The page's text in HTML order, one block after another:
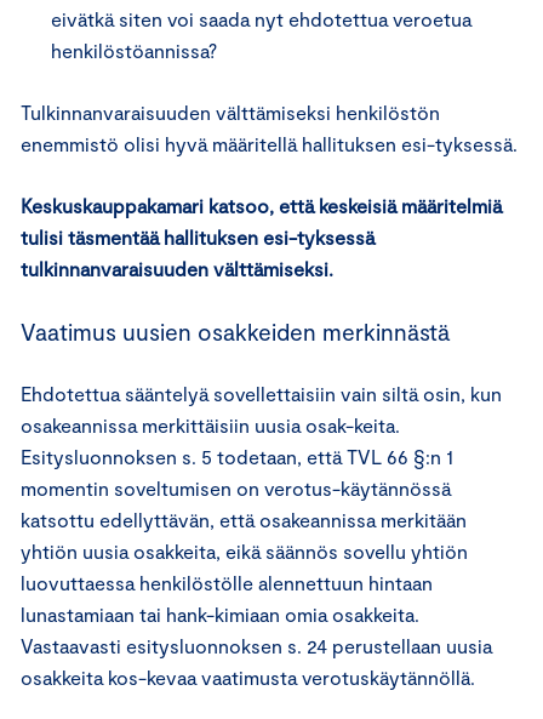
eivätkä siten voi saada nyt ehdotettua veroetua
henkilöstöannissa?
Tulkinnanvaraisuuden välttämiseksi henkilöstön
enemmistö olisi hyvä määritellä hallituksen esi-tyksessä.
Keskuskauppakamari katsoo, että keskeisiä määritelmiä
tulisi täsmentää hallituksen esi-tyksessä
tulkinnanvaraisuuden välttämiseksi.
Vaatimus uusien osakkeiden merkinnästä
Ehdotettua sääntelyä sovellettaisiin vain siltä osin, kun
osakeannissa merkittäisiin uusia osak-keita.
Esitysluonnoksen s. 5 todetaan, että TVL 66 §:n 1
momentin soveltumisen on verotus-käytännössä
katsottu edellyttävän, että osakeannissa merkitään
yhtiön uusia osakkeita, eikä säännös sovellu yhtiön
luovuttaessa henkilöstölle alennettuun hintaan
lunastamiaan tai hank-kimiaan omia osakkeita.
Vastaavasti esitysluonnoksen s. 24 perustellaan uusia
osakkeita kos-kevaa vaatimusta verotuskäytännöllä.